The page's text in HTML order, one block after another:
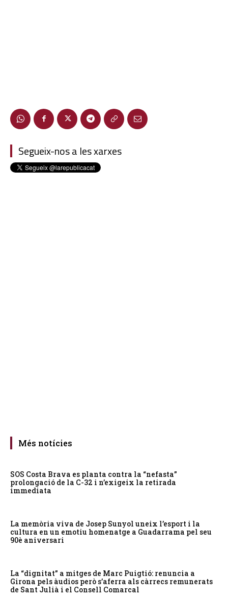
Segueix-nos a les xarxes
Més notícies
SOS Costa Brava es planta contra la “nefasta”
prolongació de la C-32 i n’exigeix la retirada
immediata
La memòria viva de Josep Sunyol uneix l’esport i la
cultura en un emotiu homenatge a Guadarrama pel seu
90è aniversari
La “dignitat” a mitges de Marc Puigtió: renuncia a
Girona pels àudios però s’aferra als càrrecs remunerats
de Sant Julià i el Consell Comarcal